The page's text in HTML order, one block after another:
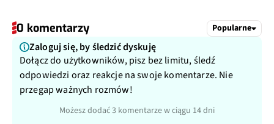
0 komentarzy Popularne
Zaloguj się, by śledzić dyskuję
Dołącz do użytkowników, pisz bez limitu, śledź
odpowiedzi oraz reakcje na swoje komentarze. Nie
przegap ważnych rozmów!
Możesz dodać 3 komentarze w ciągu 14 dni